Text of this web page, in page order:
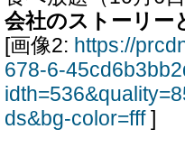
会社のストーリー
[画像2: https://
678-6-
ds&bg-color=fff]